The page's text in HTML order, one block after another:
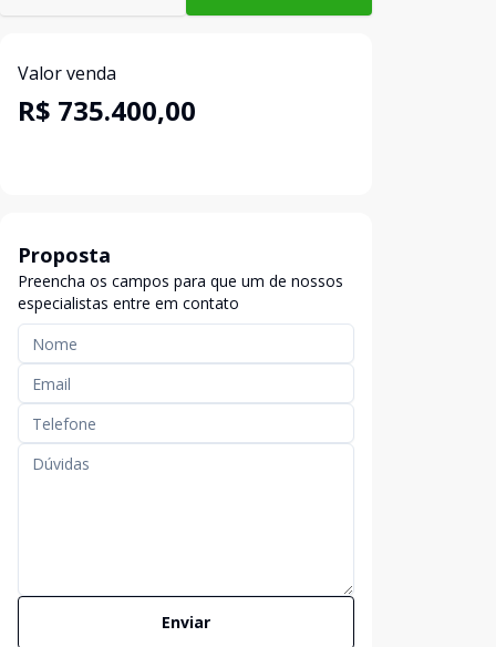
Valor venda
R$ 735.400,00
Proposta
Preencha os campos para que um de nossos
especialistas entre em contato
Enviar